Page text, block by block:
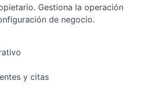
Gestiona la operación
de negocio.
y citas